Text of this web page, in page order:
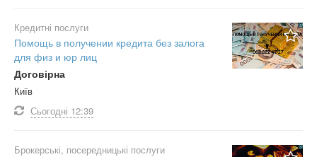
Кредитні послуги
Помощь в получении кредита без залога
для физ и юр лиц
Договірна
Київ
Сьогодні 12:39
Брокерські, посередницькі послуги